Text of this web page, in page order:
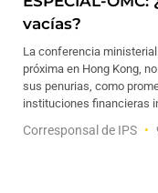
vacías?
La conferencia
próxima en Hong Kong,
sus penurias, como
instituciones financieras
Corresponsal de IPS